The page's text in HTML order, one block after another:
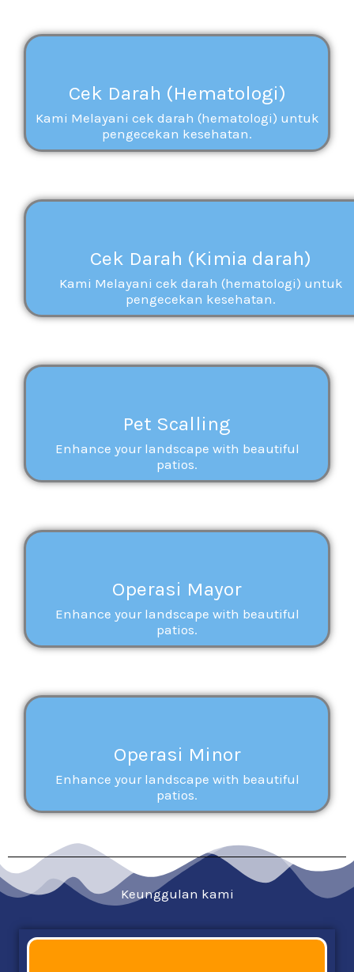
Cek Darah (Hematologi)
Kami Melayani cek darah (hematologi) untuk
pengecekan kesehatan.
Cek Darah (Kimia darah)
Kami Melayani cek darah (hematologi) untuk
pengecekan kesehatan.
Pet Scalling
Enhance your landscape with beautiful
patios.
Operasi Mayor
Enhance your landscape with beautiful
patios.
Operasi Minor
Enhance your landscape with beautiful
patios.
Keunggulan kami